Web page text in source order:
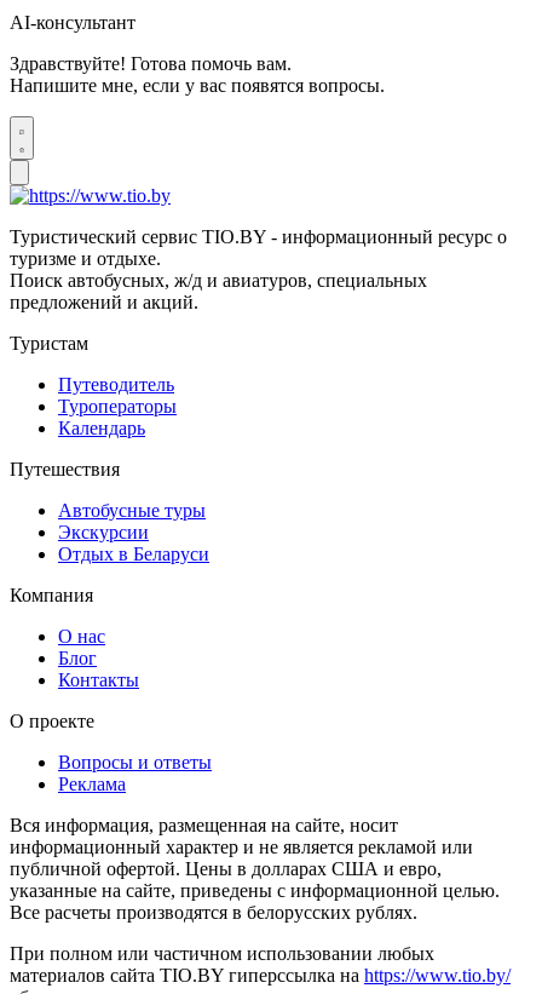
AI-консультант
Здравствуйте! Готова помочь вам.
Напишите мне, если у вас появятся вопросы.
Туристический сервис TIO.BY - информационный ресурс о
туризме и отдыхе.
Поиск автобусных, ж/д и авиатуров, специальных
предложений и акций.
Туристам
Путеводитель
Туроператоры
Календарь
Путешествия
Автобусные туры
Экскурсии
Отдых в Беларуси
Компания
О нас
Блог
Контакты
О проекте
Вопросы и ответы
Реклама
Вся информация, размещенная на сайте, носит
информационный характер и не является рекламой или
публичной офертой. Цены в долларах США и евро,
указанные на сайте, приведены с информационной целью.
Все расчеты производятся в белорусских рублях.
При полном или частичном использовании любых
материалов сайта TIO.BY гиперссылка на https://www.tio.by/